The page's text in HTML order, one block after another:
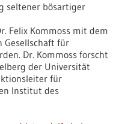
seltener bösartiger
Felix Kommoss mit dem
Gesellschaft für
Dr. Kommoss forscht
der Universität
für
Institut des